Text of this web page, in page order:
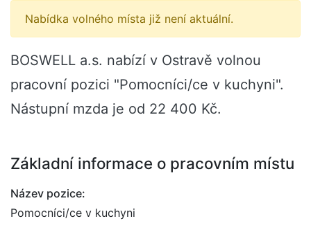
Nabídka volného místa již není aktuální.
BOSWELL a.s. nabízí v Ostravě volnou
pracovní pozici "Pomocníci/ce v kuchyni".
Nástupní mzda je od 22 400 Kč.
Základní informace o pracovním místu
Název pozice:
Pomocníci/ce v kuchyni